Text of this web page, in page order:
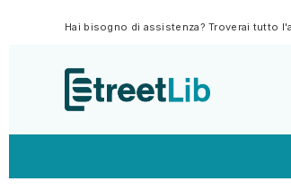
Hai bisogno di assistenza? Troverai tutto